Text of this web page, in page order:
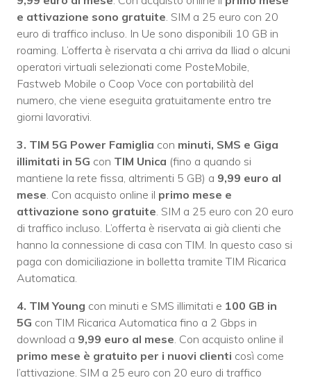
e attivazione sono gratuite . SIM a 25 euro con 20
euro di traffico incluso. In Ue sono disponibili 10 GB in
roaming. L’offerta è riservata a chi arriva da Iliad o alcuni
operatori virtuali selezionati come PosteMobile,
Fastweb Mobile o Coop Voce con portabilità del
numero, che viene eseguita gratuitamente entro tre
giorni lavorativi.
3. TIM 5G Power Famiglia con minuti, SMS e Giga
illimitati in 5G con TIM Unica (fino a quando si
mantiene la rete fissa, altrimenti 5 GB) a 9,99 euro al
mese . Con acquisto online il primo mese e
attivazione sono gratuite . SIM a 25 euro con 20 euro
di traffico incluso. L’offerta è riservata ai già clienti che
hanno la connessione di casa con TIM. In questo caso si
paga con domiciliazione in bolletta tramite TIM Ricarica
Automatica.
4. TIM Young con minuti e SMS illimitati e 100 GB in
5G con TIM Ricarica Automatica fino a 2 Gbps in
download a 9,99 euro al mese . Con acquisto online il
primo mese è gratuito per i nuovi clienti così come
l’attivazione. SIM a 25 euro con 20 euro di traffico